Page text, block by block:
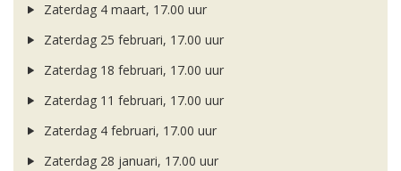
Zaterdag 4 maart, 17.00 uur
Zaterdag 25 februari, 17.00 uur
Zaterdag 18 februari, 17.00 uur
Zaterdag 11 februari, 17.00 uur
Zaterdag 4 februari, 17.00 uur
Zaterdag 28 januari, 17.00 uur